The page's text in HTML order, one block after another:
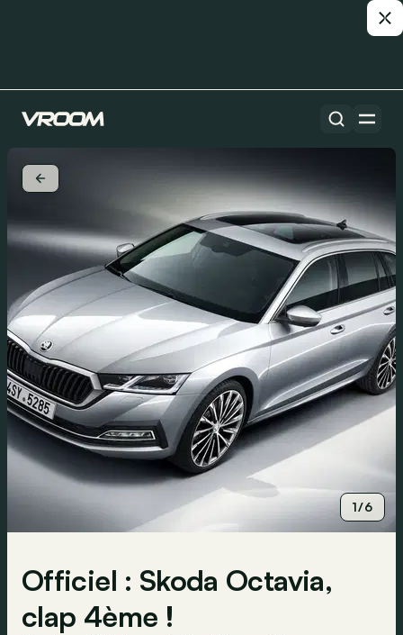
1/6
Officiel : Skoda Octavia,
clap 4ème !